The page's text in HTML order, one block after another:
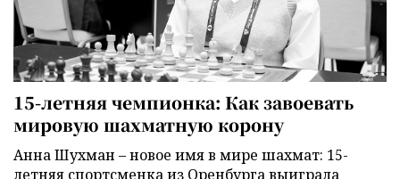
15-летняя чемпионка: Как завоевать
мировую шахматную корону
Анна Шухман – новое имя в мире шахмат: 15-
летняя спортсменка из Оренбурга выиграла